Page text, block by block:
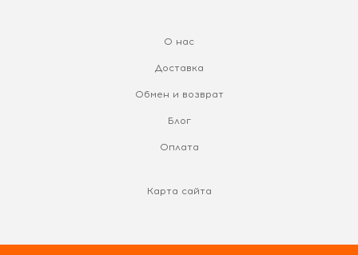
О нас
Доставка
Обмен и возврат
Блог
Оплата
Карта сайта